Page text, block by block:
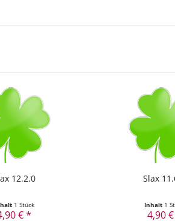
12.2.0
1 Stück
€ *
Slax
Inhalt 1
4,90